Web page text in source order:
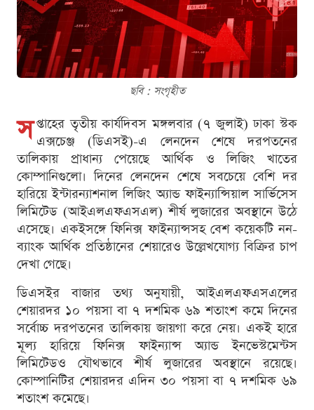
ছবি : সংগৃহীত
স প্তাহের তৃতীয় কার্যদিবস মঙ্গলবার (৭ জুলাই) ঢাকা স্টক
এক্সচেঞ্জ (ডিএসই)-এ লেনদেন শেষে দরপতনের
তালিকায় প্রাধান্য পেয়েছে আর্থিক ও লিজিং খাতের
কোম্পানিগুলো। দিনের লেনদেন শেষে সবচেয়ে বেশি দর
হারিয়ে ইন্টারন্যাশনাল লিজিং অ্যান্ড ফাইন্যান্সিয়াল সার্ভিসেস
লিমিটেড (আইএলএফএসএল) শীর্ষ লুজারের অবস্থানে উঠে
এসেছে। একইসঙ্গে ফিনিক্স ফাইন্যান্সসহ বেশ কয়েকটি নন-
ব্যাংক আর্থিক প্রতিষ্ঠানের শেয়ারেও উল্লেখযোগ্য বিক্রির চাপ
দেখা গেছে।
ডিএসইর বাজার তথ্য অনুযায়ী, আইএলএফএসএলের
শেয়ারদর ১০ পয়সা বা ৭ দশমিক ৬৯ শতাংশ কমে দিনের
সর্বোচ্চ দরপতনের তালিকায় জায়গা করে নেয়। একই হারে
মূল্য হারিয়ে ফিনিক্স ফাইন্যান্স অ্যান্ড ইনভেস্টমেন্টস
লিমিটেডও যৌথভাবে শীর্ষ লুজারের অবস্থানে রয়েছে।
কোম্পানিটির শেয়ারদর এদিন ৩০ পয়সা বা ৭ দশমিক ৬৯
শতাংশ কমেছে।